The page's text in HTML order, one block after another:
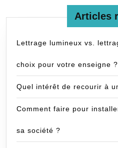
Articles
Lettrage lumineux vs.
choix pour votre enseigne ?
Quel intérêt de recourir à
Comment faire pour
sa société ?